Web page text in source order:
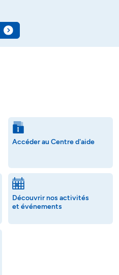
Accéder au Centre d'aide
Découvrir nos activités
et événements